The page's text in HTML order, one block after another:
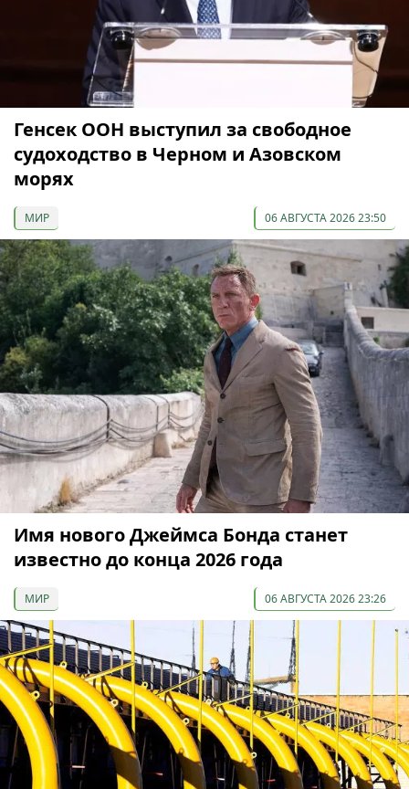
Генсек ООН выступил за свободное
судоходство в Черном и Азовском
морях
МИР 06 АВГУСТА 2026 23:50
Имя нового Джеймса Бонда станет
известно до конца 2026 года
МИР 06 АВГУСТА 2026 23:26